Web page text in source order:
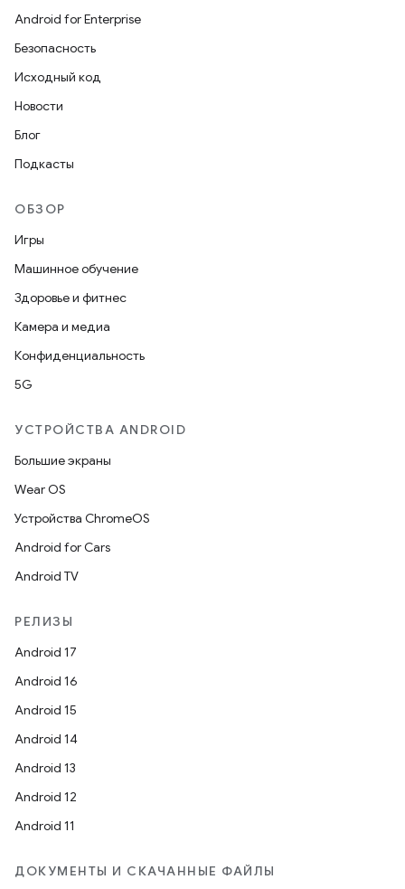
Android for Enterprise
Безопасность
Исходный код
Новости
Блог
Подкасты
ОБЗОР
Игры
Машинное обучение
Здоровье и фитнес
Камера и медиа
Конфиденциальность
5G
УСТРОЙСТВА ANDROID
Большие экраны
Wear OS
Устройства ChromeOS
Android for Cars
Android TV
РЕЛИЗЫ
Android 17
Android 16
Android 15
Android 14
Android 13
Android 12
Android 11
ДОКУМЕНТЫ И СКАЧАННЫЕ ФАЙЛЫ